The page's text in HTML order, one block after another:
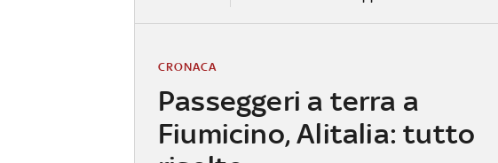
Passeggeri a terra a
Fiumicino, Alitalia: tutto
CRONACA